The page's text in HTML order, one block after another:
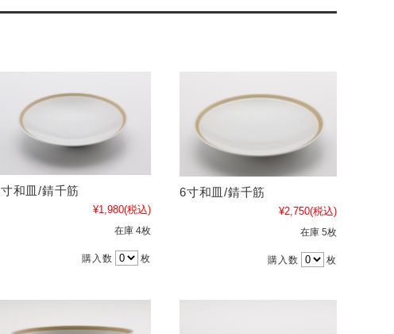
和皿/錆千筋
¥1,980(税込)
在庫 4枚
購入数 枚
6寸和皿/錆千筋
¥2,750(税込)
在庫 5枚
購入数 枚